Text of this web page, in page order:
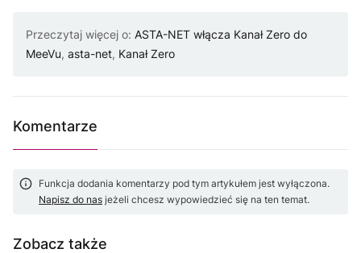
Przeczytaj więcej o: ASTA-NET włącza Kanał Zero do
MeeVu, asta-net, Kanał Zero
Komentarze
Funkcja dodania komentarzy pod tym artykułem jest wyłączona.
Napisz do nas jeżeli chcesz wypowiedzieć się na ten temat.
Zobacz także